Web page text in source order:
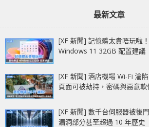
最新文章
[XF 新聞] 記憶體太貴唔玩啦
Windows 11 32GB 配置建議
[XF 新聞] 酒店機場 Wi-Fi 淪
頁面可被劫持，密碼與惡意
[XF 新聞] 數千台伺服器被後
漏洞部分甚至超過 10 年歷史